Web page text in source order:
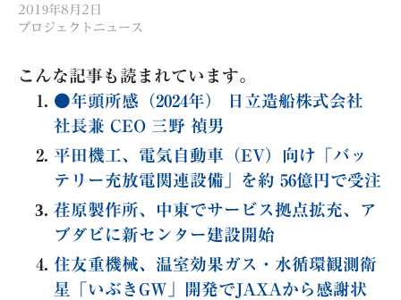
2019年8月2日
プロジェクトニュース
こんな記事も読まれています。
●年頭所感（2024年） 日立造船株式会社
社長兼 CEO 三野 禎男
平田機工、電気自動車（EV）向け「バッ
テリー充放電関連設備」を約 56億円で受注
荏原製作所、中東でサービス拠点拡充、ア
ブダビに新センター建設開始
住友重機械、温室効果ガス・水循環観測衛
星「いぶきGW」開発でJAXAから感謝状